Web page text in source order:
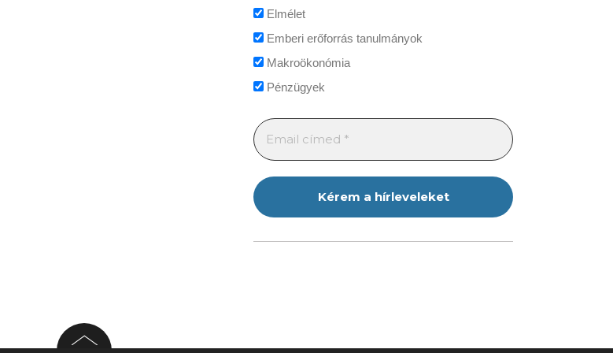
Elmélet
Emberi erőforrás tanulmányok
Makroökonómia
Pénzügyek